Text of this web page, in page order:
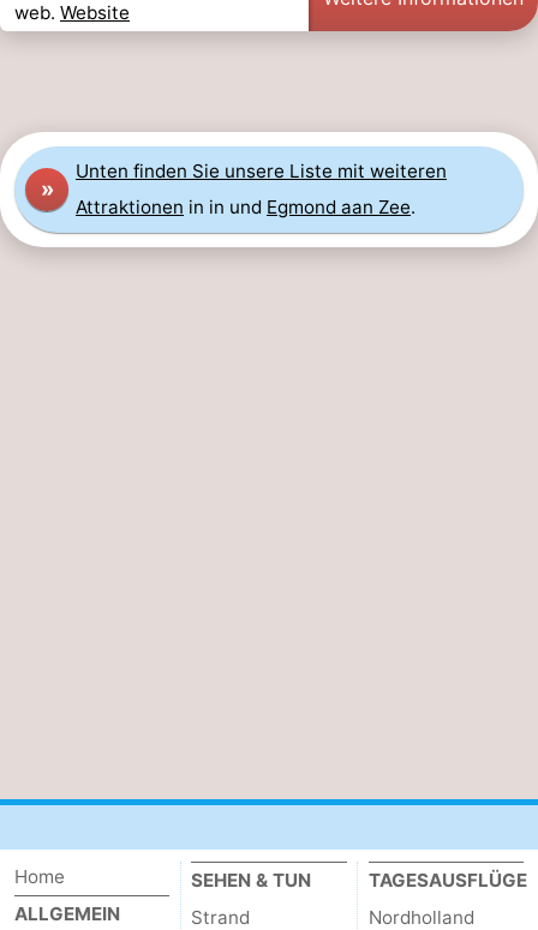
web. Website
»
Unten finden Sie unsere Liste mit weiteren
Attraktionen in in und Egmond aan Zee.
Home
ALLGEMEIN
SEHEN & TUN
Strand
TAGESAUSFLÜGE
Nordholland